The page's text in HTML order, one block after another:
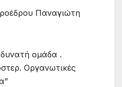
Παναγιώτη
δυνατή ομάδα .
Οργανωτικές